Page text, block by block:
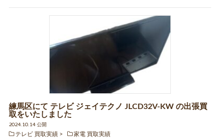
練馬区にて テレビ ジェイテクノ JLCD32V-KW の出張買
取をいたしました
2024.10.14 公開
テレビ 買取実績
家電 買取実績